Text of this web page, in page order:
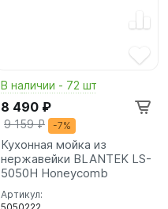
В наличии - 72 шт
8 490 ₽
9 159 ₽ -7%
Кухонная мойка из
нержавейки BLANTEK LS-
5050H Honeycomb
Артикул: